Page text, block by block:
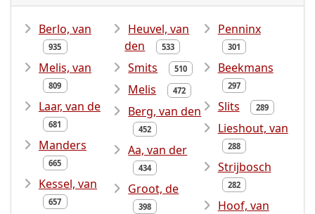
Berlo, van
935
Melis, van
809
Laar, van de
681
Manders
665
Kessel, van
657
Heuvel, van
den
533
Smits 510
Melis 472
Berg, van den
452
Aa, van der
434
Groot, de
398
Penninx
301
Beekmans
297
Slits 289
Lieshout, van
288
Strijbosch
282
Hoof, van